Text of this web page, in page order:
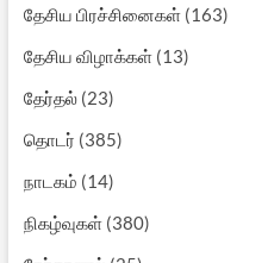
தேசிய பிரச்சினைகள்(163)
தேசிய விழாக்கள்(13)
தேர்தல்(23)
தொடர் (385)
நாடகம் (14)
நிகழ்வுகள்(380)